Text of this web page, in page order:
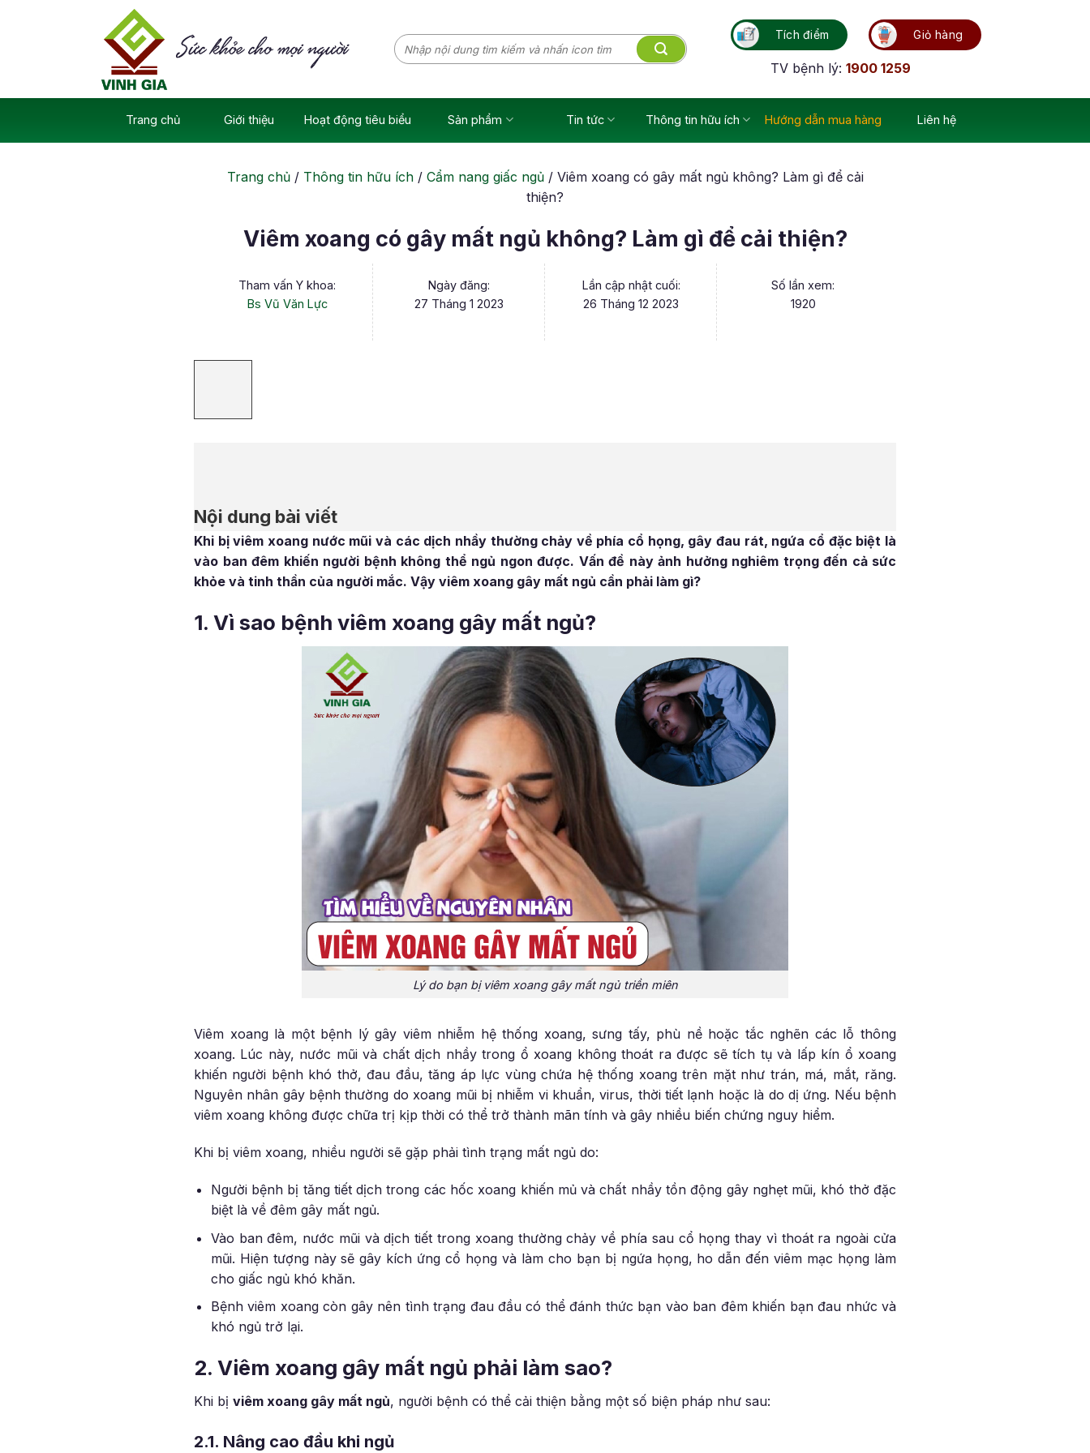
Tìm
kiếm:
Tích điểm Giỏ hàng
TV bệnh lý: 1900 1259
Trang chủ Giới thiệu Hoạt động tiêu biểu Sản phẩm Tin tức Thông tin hữu ích Hướng dẫn mua hàng Liên hệ
Trang chủ/ Thông tin hữu ích/ Cẩm nang giấc ngủ/ Viêm xoang có gây mất ngủ không? Làm gì để cải
thiện?
Viêm xoang có gây mất ngủ không? Làm gì để cải thiện?
Tham vấn Y khoa:
Bs Vũ Văn Lực
Ngày đăng:
27 Tháng 1 2023
Lần cập nhật cuối:
26 Tháng 12 2023
Số lần xem:
1920
Nội dung bài viết
Khi bị viêm xoang nước mũi và các dịch nhầy thường chảy về phía cổ họng, gây đau rát, ngứa cổ đặc biệt là
vào ban đêm khiến người bệnh không thể ngủ ngon được. Vấn đề này ảnh hưởng nghiêm trọng đến cả sức
khỏe và tinh thần của người mắc. Vậy viêm xoang gây mất ngủ cần phải làm gì?
1. Vì sao bệnh viêm xoang gây mất ngủ?
Lý do bạn bị viêm xoang gây mất ngủ triền miên
Viêm xoang là một bệnh lý gây viêm nhiễm hệ thống xoang, sưng tấy, phù nề hoặc tắc nghẽn các lỗ thông
xoang. Lúc này, nước mũi và chất dịch nhầy trong ổ xoang không thoát ra được sẽ tích tụ và lấp kín ổ xoang
khiến người bệnh khó thở, đau đầu, tăng áp lực vùng chứa hệ thống xoang trên mặt như trán, má, mắt, răng.
Nguyên nhân gây bệnh thường do xoang mũi bị nhiễm vi khuẩn, virus, thời tiết lạnh hoặc là do dị ứng. Nếu bệnh
viêm xoang không được chữa trị kịp thời có thể trở thành mãn tính và gây nhiều biến chứng nguy hiểm.
Khi bị viêm xoang, nhiều người sẽ gặp phải tình trạng mất ngủ do:
Người bệnh bị tăng tiết dịch trong các hốc xoang khiến mủ và chất nhầy tồn động gây nghẹt mũi, khó thở đặc
biệt là về đêm gây mất ngủ.
Vào ban đêm, nước mũi và dịch tiết trong xoang thường chảy về phía sau cổ họng thay vì thoát ra ngoài cửa
mũi. Hiện tượng này sẽ gây kích ứng cổ họng và làm cho bạn bị ngứa họng, ho dẫn đến viêm mạc họng làm
cho giấc ngủ khó khăn.
Bệnh viêm xoang còn gây nên tình trạng đau đầu có thể đánh thức bạn vào ban đêm khiến bạn đau nhức và
khó ngủ trở lại.
2. Viêm xoang gây mất ngủ phải làm sao?
Khi bị viêm xoang gây mất ngủ, người bệnh có thể cải thiện bằng một số biện pháp như sau:
2.1. Nâng cao đầu khi ngủ